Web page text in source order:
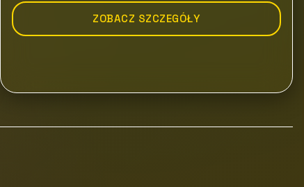
ZOBACZ SZCZEGÓŁY